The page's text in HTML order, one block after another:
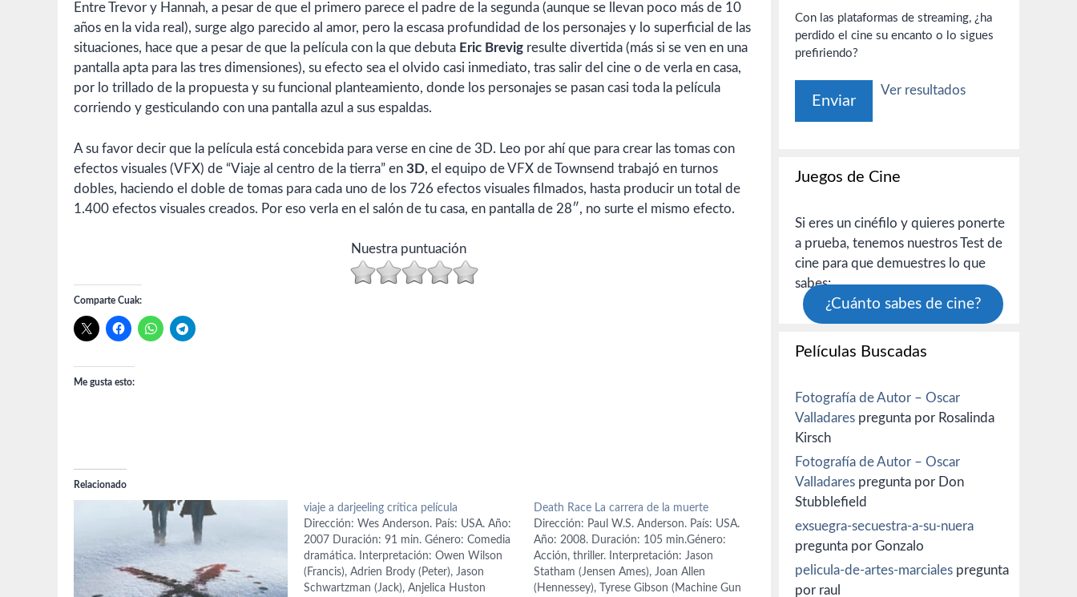
Entre Trevor y Hannah, a pesar de que el primero parece el padre de la segunda (aunque se llevan poco más de 10
años en la vida real), surge algo parecido al amor, pero la escasa profundidad de los personajes y lo superficial de las
situaciones, hace que a pesar de que la película con la que debuta Eric Brevig resulte divertida (más si se ven en una
pantalla apta para las tres dimensiones), su efecto sea el olvido casi inmediato, tras salir del cine o de verla en casa,
por lo trillado de la propuesta y su funcional planteamiento, donde los personajes se pasan casi toda la película
corriendo y gesticulando con una pantalla azul a sus espaldas.
A su favor decir que la película está concebida para verse en cine de 3D. Leo por ahí que para crear las tomas con
efectos visuales (VFX) de “Viaje al centro de la tierra” en 3D, el equipo de VFX de Townsend trabajó en turnos
dobles, haciendo el doble de tomas para cada uno de los 726 efectos visuales filmados, hasta producir un total de
1.400 efectos visuales creados. Por eso verla en el salón de tu casa, en pantalla de 28″, no surte el mismo efecto.
Nuestra puntuación
Comparte Cuak:
Me gusta esto:
Relacionado
viaje a darjeeling crítica película
Dirección: Wes Anderson. País: USA. Año:
2007 Duración: 91 min. Género: Comedia
dramática. Interpretación: Owen Wilson
(Francis), Adrien Brody (Peter), Jason
Schwartzman (Jack), Anjelica Huston
Death Race La carrera de la muerte
Dirección: Paul W.S. Anderson. País: USA.
Año: 2008. Duración: 105 min.Género:
Acción, thriller. Interpretación: Jason
Statham (Jensen Ames), Joan Allen
(Hennessey), Tyrese Gibson (Machine Gun
Con las plataformas de streaming, ¿ha
perdido el cine su encanto o lo sigues
prefiriendo?
Ver resultados
Juegos de Cine
Si eres un cinéfilo y quieres ponerte
a prueba, tenemos nuestros Test de
cine para que demuestres lo que
sabes:
¿Cuánto sabes de cine?
Películas Buscadas
Fotografía de Autor – Oscar
Valladares pregunta por Rosalinda
Kirsch
Fotografía de Autor – Oscar
Valladares pregunta por Don
Stubblefield
exsuegra-secuestra-a-su-nuera
pregunta por Gonzalo
pelicula-de-artes-marciales pregunta
por raul